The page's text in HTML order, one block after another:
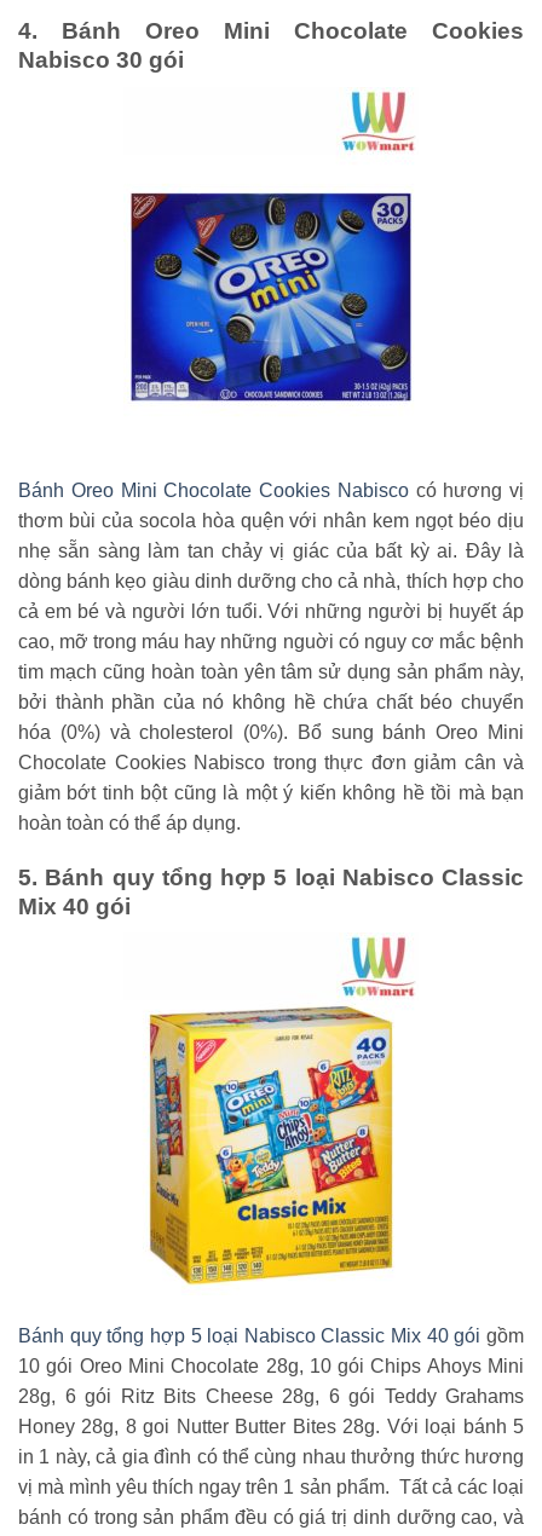
4. Bánh Oreo Mini Chocolate Cookies
Nabisco 30 gói
Bánh Oreo Mini Chocolate Cookies Nabiscocó hương vị
thơm bùi của socola hòa quện với nhân kem ngọt béo dịu
nhẹ sẵn sàng làm tan chảy vị giác của bất kỳ ai. Đây là
dòng bánh kẹo giàu dinh dưỡng cho cả nhà, thích hợp cho
cả em bé và người lớn tuổi. Với những người bị huyết áp
cao, mỡ trong máu hay những nguời có nguy cơ mắc bệnh
tim mạch cũng hoàn toàn yên tâm sử dụng sản phẩm này,
bởi thành phần của nó không hề chứa chất béo chuyển
hóa (0%) và cholesterol (0%). Bổ sung bánh Oreo Mini
Chocolate Cookies Nabisco trong thực đơn giảm cân và
giảm bớt tinh bột cũng là một ý kiến không hề tồi mà bạn
hoàn toàn có thể áp dụng.
5. Bánh quy tổng hợp 5 loại Nabisco Classic
Mix 40 gói
Bánh quy tổng hợp 5 loại Nabisco Classic Mix 40 gói gồm
10 gói Oreo Mini Chocolate 28g, 10 gói Chips Ahoys Mini
28g, 6 gói Ritz Bits Cheese 28g, 6 gói Teddy Grahams
Honey 28g, 8 goi Nutter Butter Bites 28g. Với loại bánh 5
in 1 này, cả gia đình có thể cùng nhau thưởng thức hương
vị mà mình yêu thích ngay trên 1 sản phẩm. Tất cả các loại
bánh có trong sản phẩm đều có giá trị dinh dưỡng cao, và